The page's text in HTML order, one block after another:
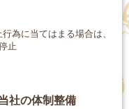
為に当てはまる場合は、
止
社の体制整備